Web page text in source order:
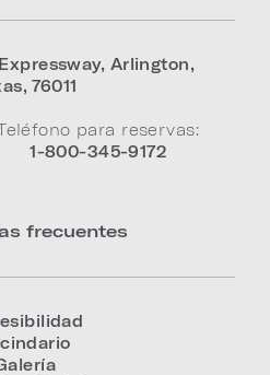
, Arlington,
,76011
para reservas:
1-800-345-9172
frecuentes